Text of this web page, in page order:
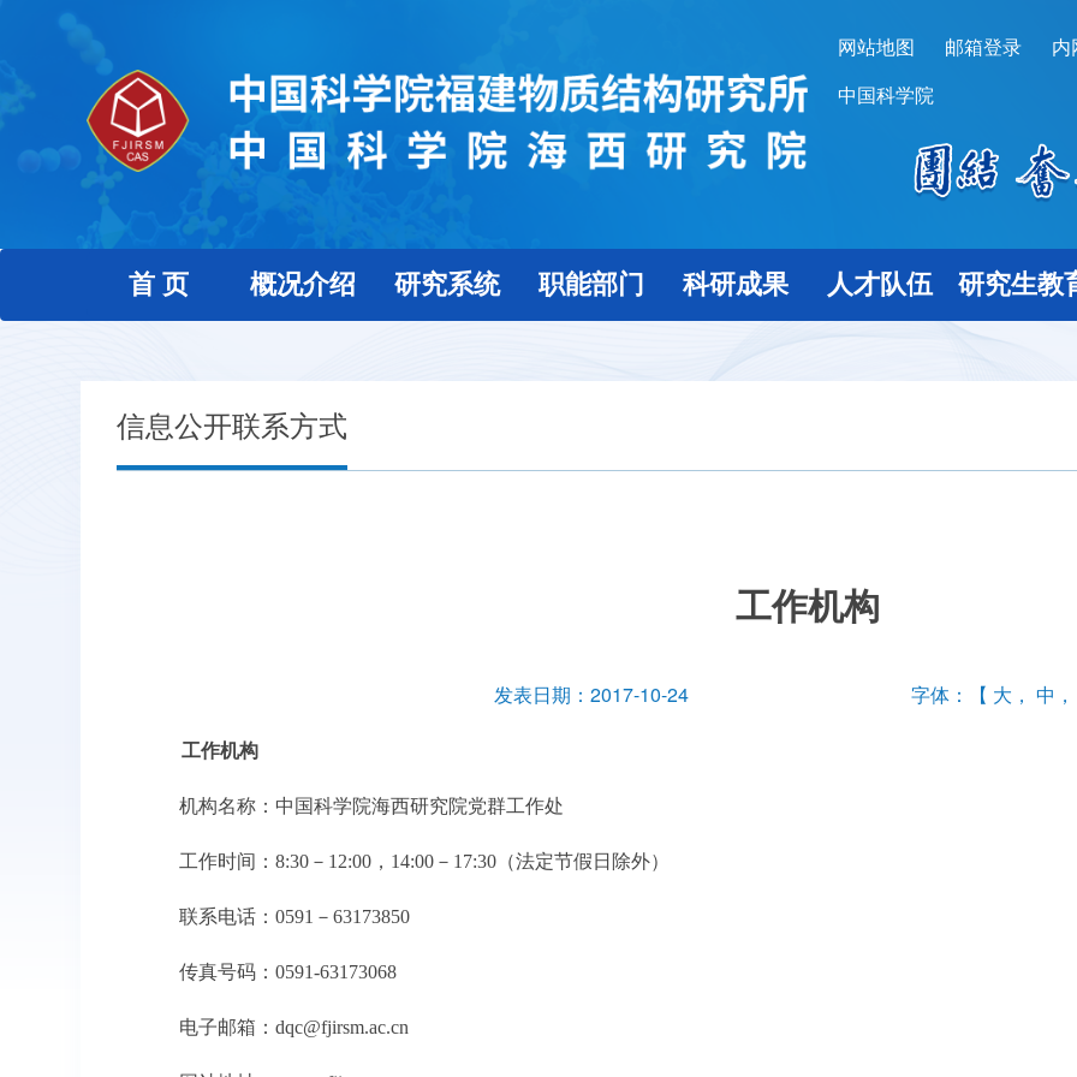
网站地图 邮箱登录 内
中国科学院
首 页 概况介绍 研究系统 职能部门 科研成果 人才队伍 研究生教
信息公开联系方式
工作机构
发表日期：2017-10-24 字体：【 大 ， 中 ，
工作机构
机构名称：中国科学院海西研究院党群工作处
工作时间：8:30－12:00，14:00－17:30（法定节假日除外）
联系电话：0591－63173850
传真号码：0591-63173068
电子邮箱：dqc@fjirsm.ac.cn